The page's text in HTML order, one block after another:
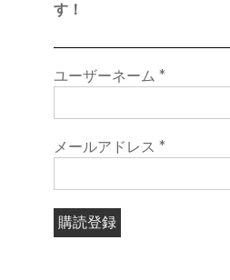
す！
ユーザーネーム *
メールアドレス *